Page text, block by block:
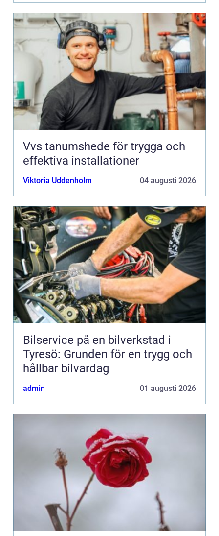
Vvs tanumshede för trygga och
effektiva installationer
Viktoria Uddenholm 04 augusti 2026
Bilservice på en bilverkstad i
Tyresö: Grunden för en trygg och
hållbar bilvardag
admin 01 augusti 2026